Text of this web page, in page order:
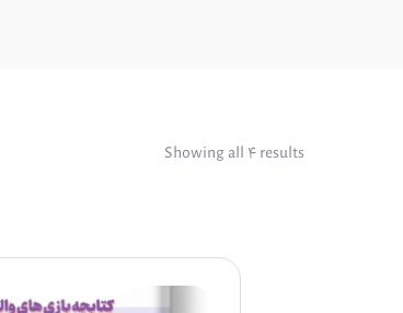
Showing all ۴ results